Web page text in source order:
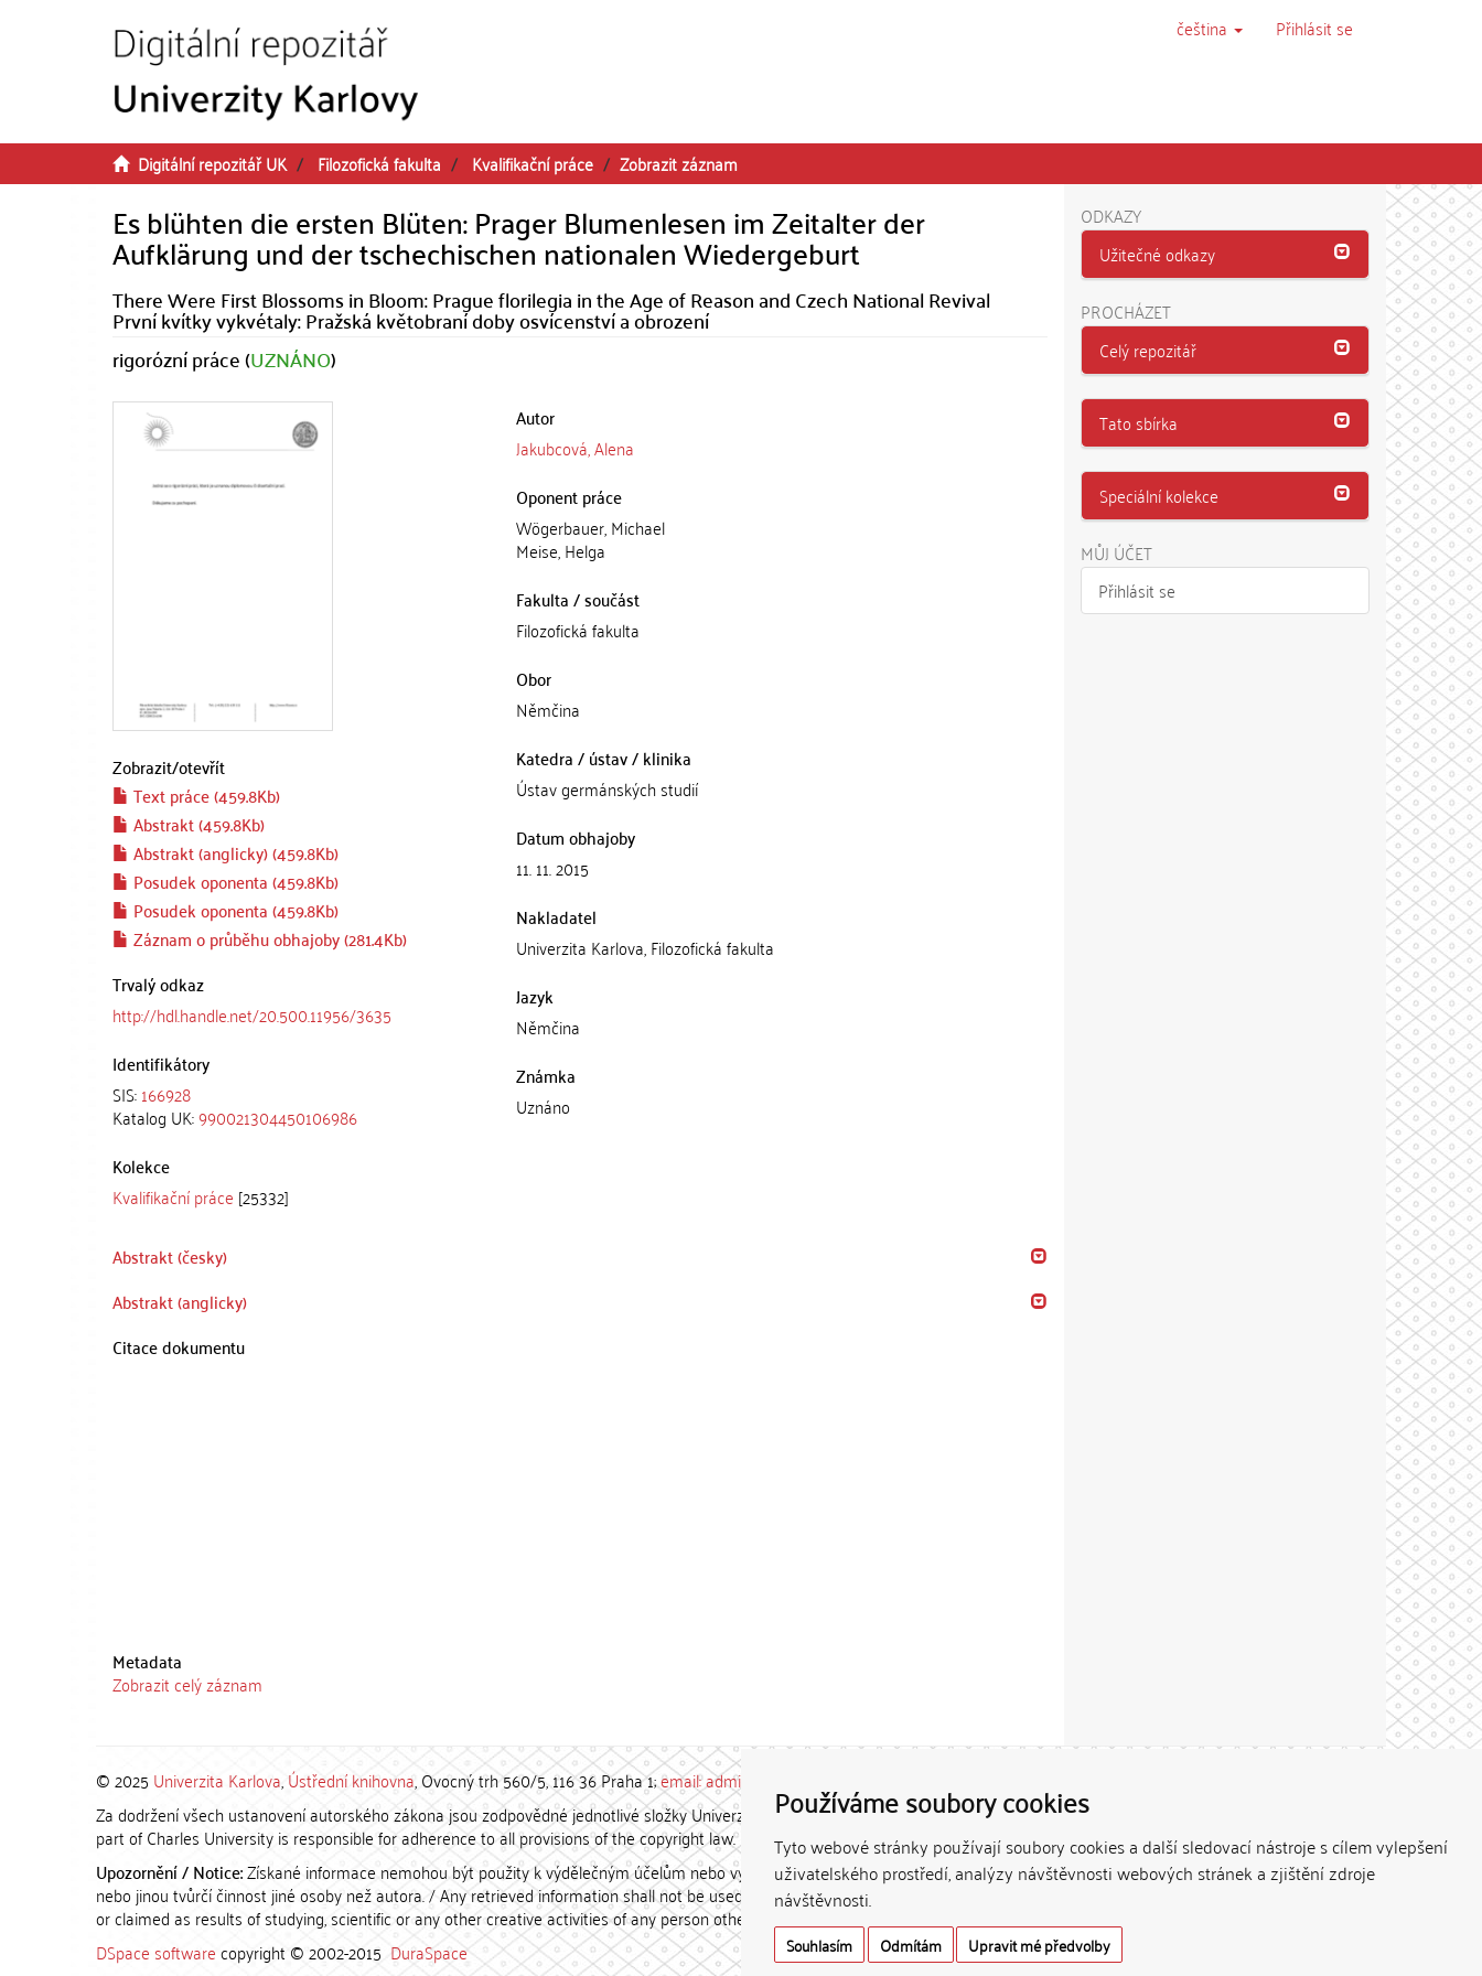
Používáme soubory cookies
Tyto webové stránky používají soubory cookies a další sledovací nástroje s cílem vylepšení
uživatelského prostředí, analýzy návštěvnosti webových stránek a zjištění zdroje
návštěvnosti.
Souhlasím Odmítám Upravit mé předvolby
čeština Přihlásit se
Digitální repozitář UK Filozofická fakulta Kvalifikační práce Zobrazit záznam
Es blühten die ersten Blüten: Prager Blumenlesen im Zeitalter der
Aufklärung und der tschechischen nationalen Wiedergeburt
There Were First Blossoms in Bloom: Prague florilegia in the Age of Reason and Czech National Revival
První kvítky vykvétaly: Pražská květobraní doby osvícenství a obrození
rigorózní práce (UZNÁNO)
Zobrazit/otevřít
Text práce (459.8Kb)
Abstrakt (459.8Kb)
Abstrakt (anglicky) (459.8Kb)
Posudek oponenta (459.8Kb)
Posudek oponenta (459.8Kb)
Záznam o průběhu obhajoby (281.4Kb)
Trvalý odkaz
http://hdl.handle.net/20.500.11956/3635
Identifikátory
SIS:166928
Katalog UK:990021304450106986
Kolekce
Kvalifikační práce [25332]
Autor
Jakubcová, Alena
Oponent práce
Wögerbauer, Michael
Meise, Helga
Fakulta / součást
Filozofická fakulta
Obor
Němčina
Katedra / ústav / klinika
Ústav germánských studií
Datum obhajoby
11. 11. 2015
Nakladatel
Univerzita Karlova, Filozofická fakulta
Jazyk
Němčina
Známka
Uznáno
Abstrakt (česky)
Abstrakt (anglicky)
Citace dokumentu
Metadata
Zobrazit celý záznam
ODKAZY
Užitečné odkazy
PROCHÁZET
Celý repozitář
Tato sbírka
Speciální kolekce
MŮJ ÚČET
Přihlásit se
© 2025 Univerzita Karlova,Ústřední knihovna, Ovocný trh 560/5, 116 36 Praha 1;email: admin-repozitar [at] cuni.cz
Za dodržení všech ustanovení autorského zákona jsou zodpovědné jednotlivé složky Univerzity Karlovy. / Each constituent
part of Charles University is responsible for adherence to all provisions of the copyright law.
Upozornění / Notice:Získané informace nemohou být použity k výdělečným účelům nebo vydávány za studijní, vědeckou
nebo jinou tvůrčí činnost jiné osoby než autora. / Any retrieved information shall not be used for any commercial purposes
or claimed as results of studying, scientific or any other creative activities of any person other than the author.
DSpace softwarecopyright © 2002-2015 DuraSpace